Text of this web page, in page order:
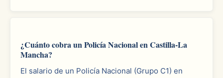
¿Cuánto cobra un Policía Nacional en Castilla-La
Mancha?
El salario de un Policía Nacional (Grupo C1) en